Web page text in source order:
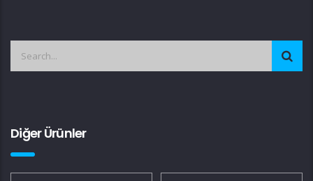
Diğer Ürünler